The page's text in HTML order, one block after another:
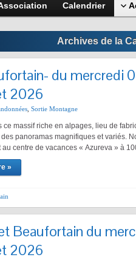
Calendrier
Archives de la
du mercredi
2026
Sortie Montagne
ce massif riche en alpages, lieu de
panoramas magnifiques et variés.
centre de vacances « Azureva » à
»
Beaufortain du
2026